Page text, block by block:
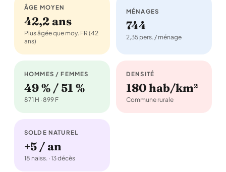
ÂGE MOYEN
42,2 ans
Plus âgée que moy. FR (42
ans)
MÉNAGES
744
2,35 pers. / ménage
HOMMES / FEMMES
49 % / 51 %
871 H · 899 F
DENSITÉ
180 hab/km²
Commune rurale
SOLDE NATUREL
+5 / an
18 naiss. · 13 décès